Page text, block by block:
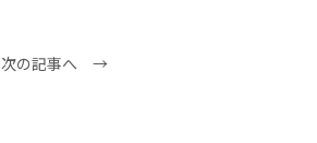
次の記事へ →